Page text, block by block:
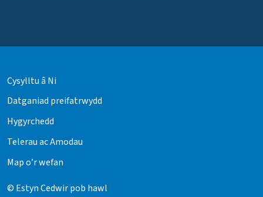
Cysylltu â Ni
Datganiad preifatrwydd
Hygyrchedd
Telerau ac Amodau
Map o’r wefan
© Estyn Cedwir pob hawl